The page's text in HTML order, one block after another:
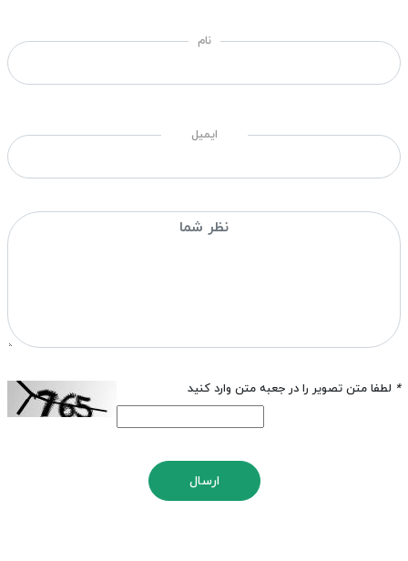
نام
ایمیل
* لطفا متن تصویر را در جعبه متن وارد کنید
ارسال